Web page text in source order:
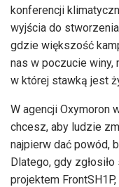
konferencji
wyjścia do
gdzie większość
nas w poczucie winy,
w której stawką jest
W agencji Oxymoron
chcesz, aby ludzie
najpierw dać powód,
Dlatego, gdy
projektem